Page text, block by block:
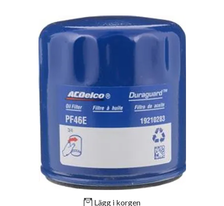
Lägg i korgen